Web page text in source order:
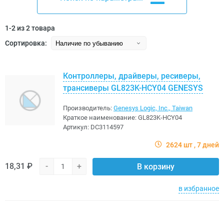
1-2 из 2 товара
Сортировка:
Контроллеры, драйверы, ресиверы,
трансиверы GL823K-HCY04 GENESYS
Производитель: Genesys Logic, Inc., Taiwan
Краткое наименование: GL823K-HCY04
Артикул: DC3114597
2624 шт 7 дней
18,31 ₽ - + В корзину
в избранное